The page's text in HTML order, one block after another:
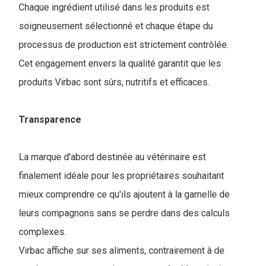
Chaque ingrédient utilisé dans les produits est
soigneusement sélectionné et chaque étape du
processus de production est strictement contrôlée.
Cet engagement envers la qualité garantit que les
produits Virbac sont sûrs, nutritifs et efficaces.
Transparence
La marque d'abord destinée au vétérinaire est
finalement idéale pour les propriétaires souhaitant
mieux comprendre ce qu'ils ajoutent à la gamelle de
leurs compagnons sans se perdre dans des calculs
complexes.
Virbac affiche sur ses aliments, contrairement à de